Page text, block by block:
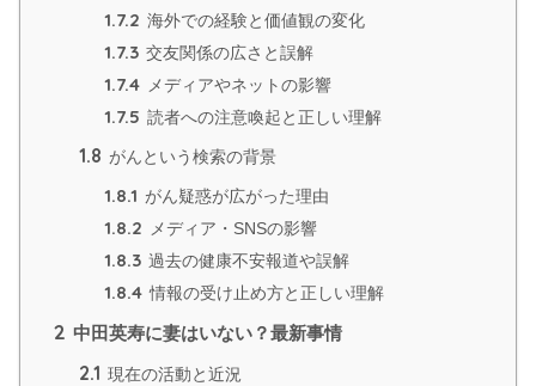
1.7.2 海外での経験と価値観の変化
1.7.3 交友関係の広さと誤解
1.7.4 メディアやネットの影響
1.7.5 読者への注意喚起と正しい理解
1.8 がんという検索の背景
1.8.1 がん疑惑が広がった理由
1.8.2 メディア・SNSの影響
1.8.3 過去の健康不安報道や誤解
1.8.4 情報の受け止め方と正しい理解
2 中田英寿に妻はいない？最新事情
2.1 現在の活動と近況